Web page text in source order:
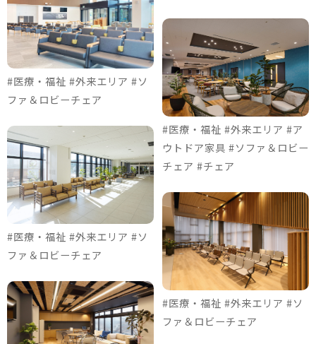
#医療・福祉 #外来エリア #ソ
ファ＆ロビーチェア
#医療・福祉 #外来エリア #ソ
ファ＆ロビーチェア
#医療・福祉 #外来エリア #ア
ウトドア家具 #ソファ＆ロビー
チェア #チェア
#医療・福祉 #外来エリア #ソ
ファ＆ロビーチェア